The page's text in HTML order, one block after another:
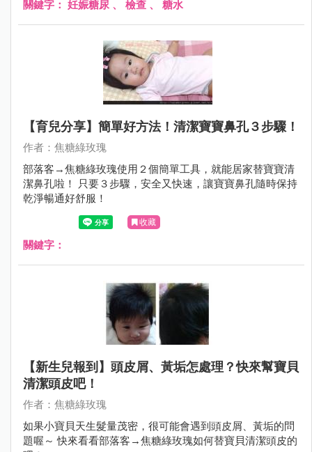
關鍵字： 妊娠糖尿 、 檢查 、 糖水
【育兒分享】簡單好方法！清潔寶寶鼻孔３步驟！
作者：焦糖綠玫瑰
部落客→焦糖綠玫瑰使用２個簡單工具，就能居家替寶寶清
潔鼻孔啦！ 只要３步驟，安全又快速，讓寶寶鼻孔隨時保持
乾淨暢通好舒服！
收藏
關鍵字：
【新生兒報到】頭皮屑、黃垢怎處理？快來幫寶貝
清潔頭皮吧！
作者：焦糖綠玫瑰
如果小寶貝天生髮量茂密，很可能會遇到頭皮屑、黃垢的問
題喔～ 快來看看部落客→焦糖綠玫瑰如何替寶貝清潔頭皮的